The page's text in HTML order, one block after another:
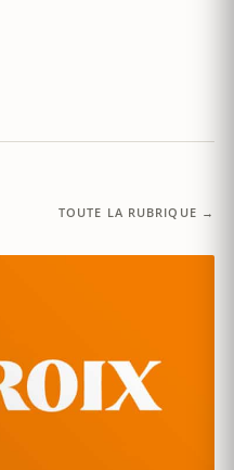
TOUTE LA RUBRIQUE →